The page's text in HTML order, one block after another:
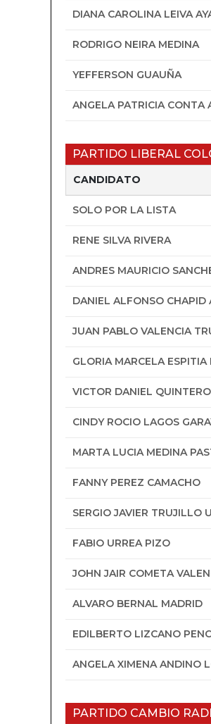
DIANA CAROLINA LEIVA
RODRIGO NEIRA MEDINA
YEFFERSON GUAUÑA
ANGELA PATRICIA CONTA
PARTIDO LIBERAL
CANDIDATO
SOLO POR LA LISTA
RENE SILVA RIVERA
ANDRES MAURICIO
DANIEL ALFONSO CHAPID
JUAN PABLO VALENCIA
GLORIA MARCELA ESPITIA
VICTOR DANIEL
CINDY ROCIO LAGOS
MARTA LUCIA MEDINA
FANNY PEREZ CAMACHO
SERGIO JAVIER TRUJILLO
FABIO URREA PIZO
JOHN JAIR COMETA
ALVARO BERNAL MADRID
EDILBERTO LIZCANO
ANGELA XIMENA ANDINO
PARTIDO CAMBIO